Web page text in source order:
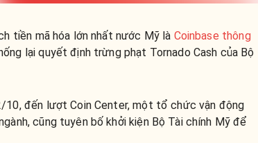
tiền mã hóa lớn nhất nước Mỹ là Coinbase thông
lại quyết định trừng phạt Tornado Cash của Bộ
10, đến lượt Coin Center, một tổ chức vận động
cũng tuyên bố khởi kiện Bộ Tài chính Mỹ để